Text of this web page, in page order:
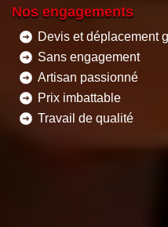
Nos engagements
Devis et déplacement
Sans engagement
Artisan passionné
Prix imbattable
Travail de qualité